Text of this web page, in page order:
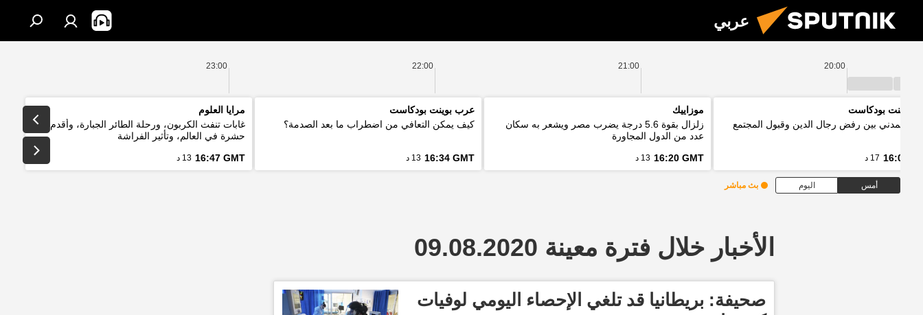
عربي
20:00
21:00
22:00
23:00
بوينت بودكاست
المدني بين رفض رجال الدين وقبول المجتمع
16:03 17 د
موزاييك
زلزال بقوة 5.6 درجة يضرب مصر ويشعر به سكان
عدد من الدول المجاورة
16:20 GMT 13 د
عرب بوينت بودكاست
كيف يمكن التعافي من اضطراب ما بعد الصدمة؟
16:34 GMT 13 د
مرايا العلوم
غابات تنفث الكربون، ورحلة الطائر الجبارة، وأقدم
حشرة في العالم، وتأثير الفراشة
16:47 GMT 13 د
أمس اليوم بث مباشر
الأخبار خلال فترة معينة 09.08.2020
صحيفة: بريطانيا قد تلغي الإحصاء اليومي لوفيات